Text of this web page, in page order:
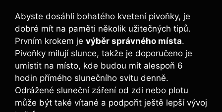
Abyste dosáhli ‌bohatého kvetení pivoňky, je
dobré mít ‌na paměti několik užitečných tipů.
Prvním krokem je výběr ⁢správného místa.⁣
Pivoňky milují slunce, takže ‌je doporučeno ‌je
umístit na místo, kde budou mít alespoň 6
hodin přímého⁣ slunečního svitu denně.
Odrážené sluneční záření od zdi nebo plotu
může být také vítané a podpořit ještě lepší ⁤vývoj